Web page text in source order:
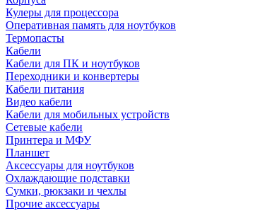
Кулеры для процессора
Оперативная память для ноутбуков
Термопасты
Кабели
Кабели для ПК и ноутбуков
Переходники и конвертеры
Кабели питания
Видео кабели
Кабели для мобильных устройств
Сетевые кабели
Принтера и МФУ
Планшет
Аксессуары для ноутбуков
Охлаждающие подставки
Сумки, рюкзаки и чехлы
Прочие аксессуары